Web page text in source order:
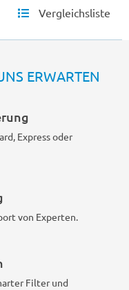
Vergleichsliste
ERWARTEN
Express oder
von Experten.
Filter und